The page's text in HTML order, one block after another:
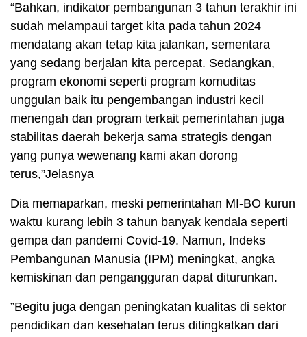
“Bahkan, indikator pembangunan 3 tahun terakhir ini
sudah melampaui target kita pada tahun 2024
mendatang akan tetap kita jalankan, sementara
yang sedang berjalan kita percepat. Sedangkan,
program ekonomi seperti program komuditas
unggulan baik itu pengembangan industri kecil
menengah dan program terkait pemerintahan juga
stabilitas daerah bekerja sama strategis dengan
yang punya wewenang kami akan dorong
terus,”Jelasnya
Dia memaparkan, meski pemerintahan MI-BO kurun
waktu kurang lebih 3 tahun banyak kendala seperti
gempa dan pandemi Covid-19. Namun, Indeks
Pembangunan Manusia (IPM) meningkat, angka
kemiskinan dan pengangguran dapat diturunkan.
”Begitu juga dengan peningkatan kualitas di sektor
pendidikan dan kesehatan terus ditingkatkan dari